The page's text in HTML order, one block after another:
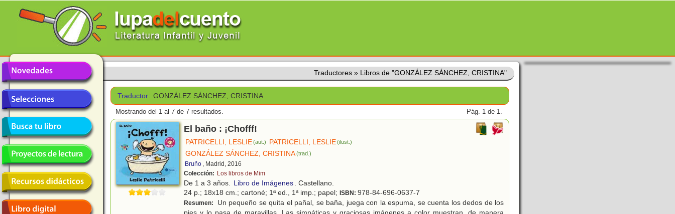
Traductores » Libros de "GONZÁLEZ SÁNCHEZ, CRISTINA"
Traductor: GONZÁLEZ SÁNCHEZ, CRISTINA
Mostrando del 1 al 7 de 7 resultados. Pág. 1 de 1.
El baño : ¡Chofff!
PATRICELLI, LESLIE(aut.) PATRICELLI, LESLIE(ilust.)
GONZÁLEZ SÁNCHEZ, CRISTINA(trad.)
Bruño , Madrid, 2016
Colección: Los libros de Mim
De 1 a 3 años. Libro de Imágenes. Castellano.
24 p.; 18x18 cm.; cartoné; 1ª ed., 1ª imp.; papel; ISBN: 978-84-696-0637-7
Resumen:
Un pequeño se quita el pañal, se baña, juega con la espuma, se cuenta los dedos de los